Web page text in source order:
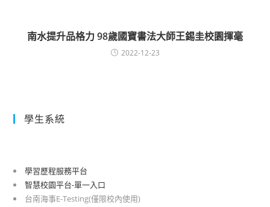
南水提升品格力 98歲國寶書法大師王錫圭校園揮毫
2022-12-23
學生系統
學習歷程服務平台
智慧校園平台-單一入口
台南海事E-Testing(僅限校內使用)